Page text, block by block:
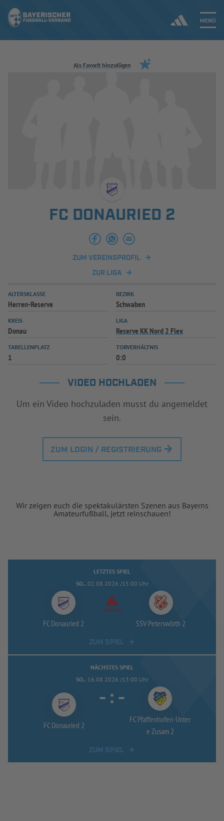
MENÜ
Jetzt einloggen
INFOTHEK SPIELPLUS
Als Favorit hinzufügen
FC DONAURIED 2
ZUM VEREINSPROFIL
ZUR LIGA
ALTERSKLASSE
Herren-Reserve
BEZIRK
Schwaben
KREIS
Donau
LIGA
Reserve KK Nord 2 Flex
TABELLENPLATZ
1
TORVERHÄLTNIS
0:0
VIDEO HOCHLADEN
Um ein Video hochzuladen musst du angemeldet
sein.
ZUM LOGIN / REGISTRIERUNG
Wir zeigen euch die spektakulärsten Szenen aus Bayerns
Amateurfußball, jetzt reinschauen!
LETZTES SPIEL
SO.. 02.08.2026 /15:00 Uhr
FC Donauried 2
Abgesetzt
SSV Peterswörth 2
NÄCHSTES SPIEL
SO.. 16.08.2026 /13:00 Uhr
FC Donauried 2
- : -
FC Pfaffenhofen-Unter
e Zusam 2